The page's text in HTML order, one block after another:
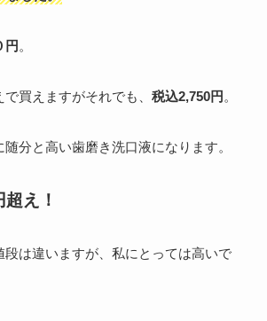
円 。
買えますがそれでも、 税込2,750円 。
分と高い歯磨き洗口液になります。
え！
段は違いますが、私にとっては高いで